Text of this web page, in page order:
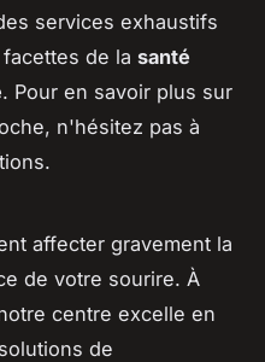
services exhaustifs
de la santé
. Pour en savoir plus sur
n'hésitez pas à
affecter gravement la
de votre sourire. À
centre excelle en
de